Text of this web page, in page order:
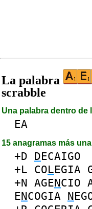
La palabra
scrabble
Una palabra dentro de
EA
15 anagramas más una
+D DECAIGO
+L COLEGIA
+N AGENCIO
ENCOGIA N